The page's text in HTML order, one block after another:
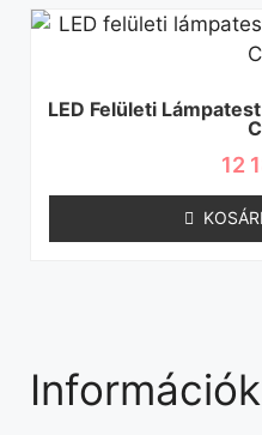
LED Felületi
12
Információk